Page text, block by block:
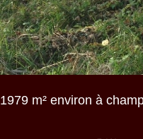
1979 m² environ à